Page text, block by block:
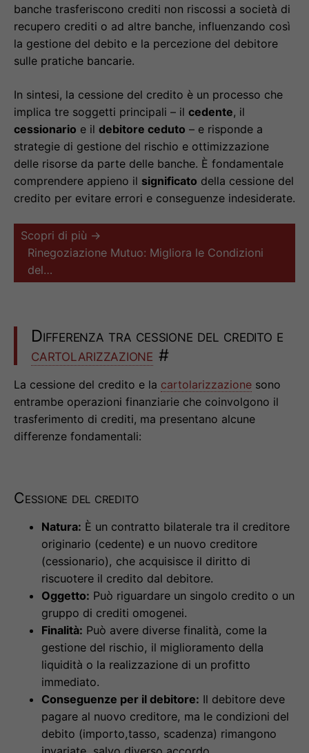
banche trasferiscono crediti non riscossi a società di
recupero crediti o ad altre banche, influenzando così
la gestione del debito e la percezione del debitore
sulle pratiche bancarie.
In sintesi, la cessione del credito è un processo che
implica tre soggetti principali – il cedente, il
cessionario e il debitore ceduto – e risponde a
strategie di gestione del rischio e ottimizzazione
delle risorse da parte delle banche. È fondamentale
comprendere appieno il significato della cessione del
credito per evitare errori e conseguenze indesiderate.
Scopri di più →
Rinegoziazione Mutuo: Migliora le Condizioni
del…
Differenza tra cessione del credito e
cartolarizzazione #
La cessione del credito e la cartolarizzazione sono
entrambe operazioni finanziarie che coinvolgono il
trasferimento di crediti, ma presentano alcune
differenze fondamentali:
Cessione del credito
Natura: È un contratto bilaterale tra il creditore
originario (cedente) e un nuovo creditore
(cessionario), che acquisisce il diritto di
riscuotere il credito dal debitore.
Oggetto: Può riguardare un singolo credito o un
gruppo di crediti omogenei.
Finalità: Può avere diverse finalità, come la
gestione del rischio, il miglioramento della
liquidità o la realizzazione di un profitto
immediato.
Conseguenze per il debitore: Il debitore deve
pagare al nuovo creditore, ma le condizioni del
debito (importo,tasso, scadenza) rimangono